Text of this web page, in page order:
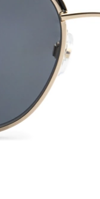
Ширина линзы
Ширина